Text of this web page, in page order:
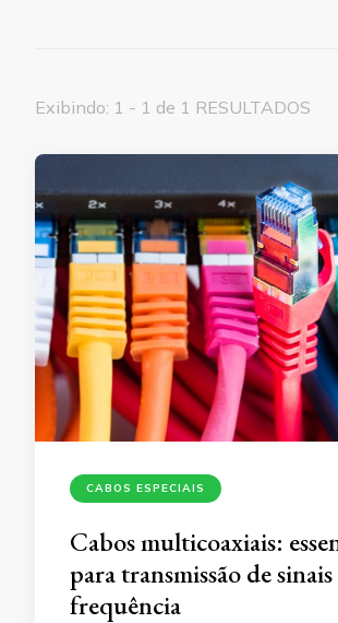
Exibindo: 1 - 1 de 1 RESULTADOS
CABOS ESPECIAIS
Cabos multicoaxiais:
para transmissão de
frequência